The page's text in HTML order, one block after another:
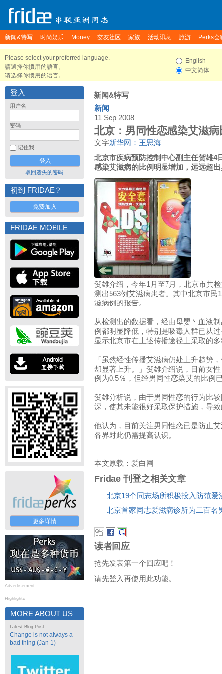
新闻&特写 时尚娱乐 Money 交友社区 家族 活动讯息 旅游 Perks会
Please select your preferred language.
請選擇你慣用的語言。
请选择你惯用的语言。
English
中文简体
登入
用户名
密码
记住我
取回遗失的密码
初到 FRIDAE？
免费加入
FRIDAE MOBILE
更多详情
Advertisement
Highlights
MORE ABOUT US
Latest Blog Post
Change is not always a
bad thing (Jan 1)
新闻&特写
新闻
11 Sep 2008
北京：男同性恋感染艾滋病
文字新华网：王思海
北京市疾病预防控制中心副主任贺雄4
感染艾滋病的比例明显增加，远远超
贺雄介绍，今年1月至7月，北京市共
测出563例艾滋病患者。其中北京市民
滋病例的报告。
从检测出的数据看，经由母婴丶血液
例都明显降低，特别是吸毒人群已从
显示北京市在上述传播途径上采取的
「虽然经性传播艾滋病仍处上升趋势
却显著上升。」贺雄介绍说，目前女
例为0.5％，但经男同性恋染艾的比例
贺雄分析说，由于男同性恋的行为比
深，使其未能很好采取保护措施，导
他认为，目前关注男同性恋已是防止
各界对此仍需提高认识。
本文原载：爱白网
Fridae 刊登之相关文章
北京19个同志场所积极投入防范爱
北京首家同志爱滋病诊所为二百名
读者回应
抢先发表第一个回应吧！
请先登入再使用此功能。